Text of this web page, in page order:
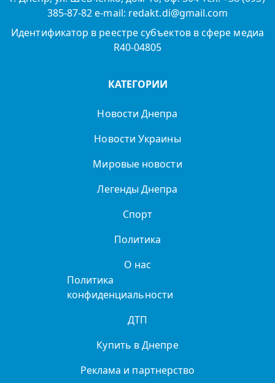
385-87-82 e-mail: redakt.di@gmail.com
Идентификатор в реестре субъектов в сфере медиа
R40-04805
КАТЕГОРИИ
Новости Днепра
Новости Украины
Мировые новости
Легенды Днепра
Спорт
Политика
О нас
Политика
конфиденциальности
ДТП
Купить в Днепре
Реклама и партнерство